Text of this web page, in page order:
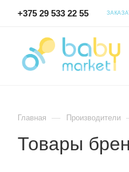
+375 29 533 22 55
Главная — Производители
Товары